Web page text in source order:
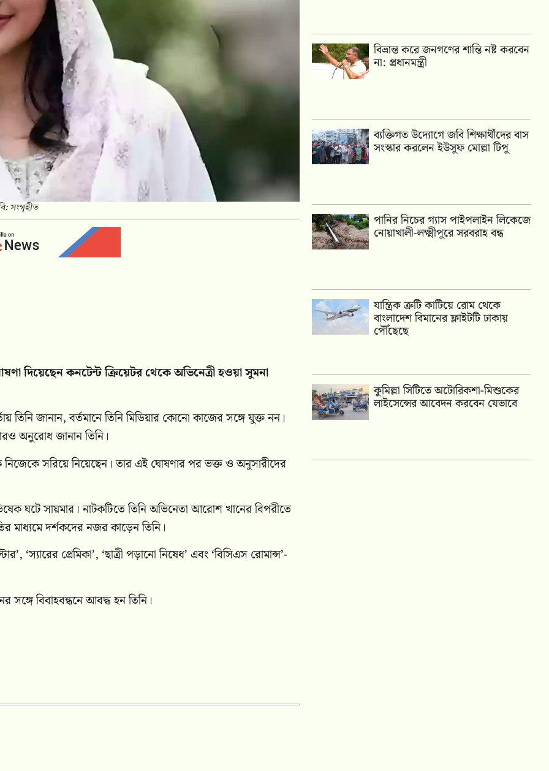
সংগৃহীত
দিয়েছেন কনটেন্ট ক্রিয়েটর থেকে অভিনেত্রী হওয়া সুমনা
তিনি জানান, বর্তমানে তিনি মিডিয়ার কোনো কাজের সঙ্গে যুক্ত নন।
অনুরোধ জানান তিনি।
নিজেকে সরিয়ে নিয়েছেন। তার এই ঘোষণার পর ভক্ত ও অনুসারীদের
ঘটে সায়মার। নাটকটিতে তিনি অভিনেতা আরোশ খানের বিপরীতে
মাধ্যমে দর্শকদের নজর কাড়েন তিনি।
‘স্যারের প্রেমিকা’, ‘ছাত্রী পড়ানো নিষেধ’ এবং ‘বিসিএস রোমান্স’-
সঙ্গে বিবাহবন্ধনে আবদ্ধ হন তিনি।
বিভ্রান্ত করে জনগণের শান্তি নষ্ট করবেন
না: প্রধানমন্ত্রী
ব্যক্তিগত উদ্যোগে জবি শিক্ষার্থীদের বাস
সংস্কার করলেন ইউসুফ মোল্লা টিপু
পানির নিচের গ্যাস পাইপলাইন লিকেজে
নোয়াখালী-লক্ষ্মীপুরে সরবরাহ বন্ধ
যান্ত্রিক ত্রুটি কাটিয়ে রোম থেকে
বাংলাদেশ বিমানের ফ্লাইটটি ঢাকায়
পৌঁছেছে
কুমিল্লা সিটিতে অটোরিকশা-মিশুকের
লাইসেন্সের আবেদন করবেন যেভাবে